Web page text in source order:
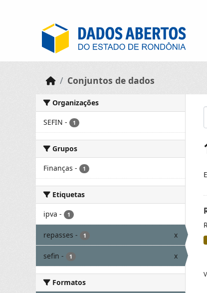
Conjuntos de dados
Organizações
SEFIN - 1
Grupos
Finanças - 1
Etiquetas
ipva - 1
repasses - 1 x
sefin - 1 x
Formatos